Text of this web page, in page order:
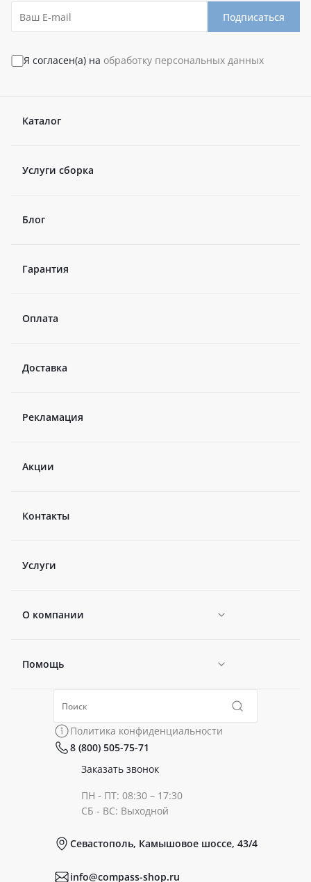
Подписаться
Я согласен(а) на обработку персональных данных
Каталог
Услуги сборка
Блог
Гарантия
Оплата
Доставка
Рекламация
Акции
Контакты
Услуги
О компании
Новости
Политика конфиденциальности
Помощь
Коллекции
Политика конфиденциальности
8 (800) 505-75-71
Заказать звонок
ПН - ПТ: 08:30 – 17:30
СБ - ВС: Выходной
Севастополь, Камышовое шоссе, 43/4
info@compass-shop.ru